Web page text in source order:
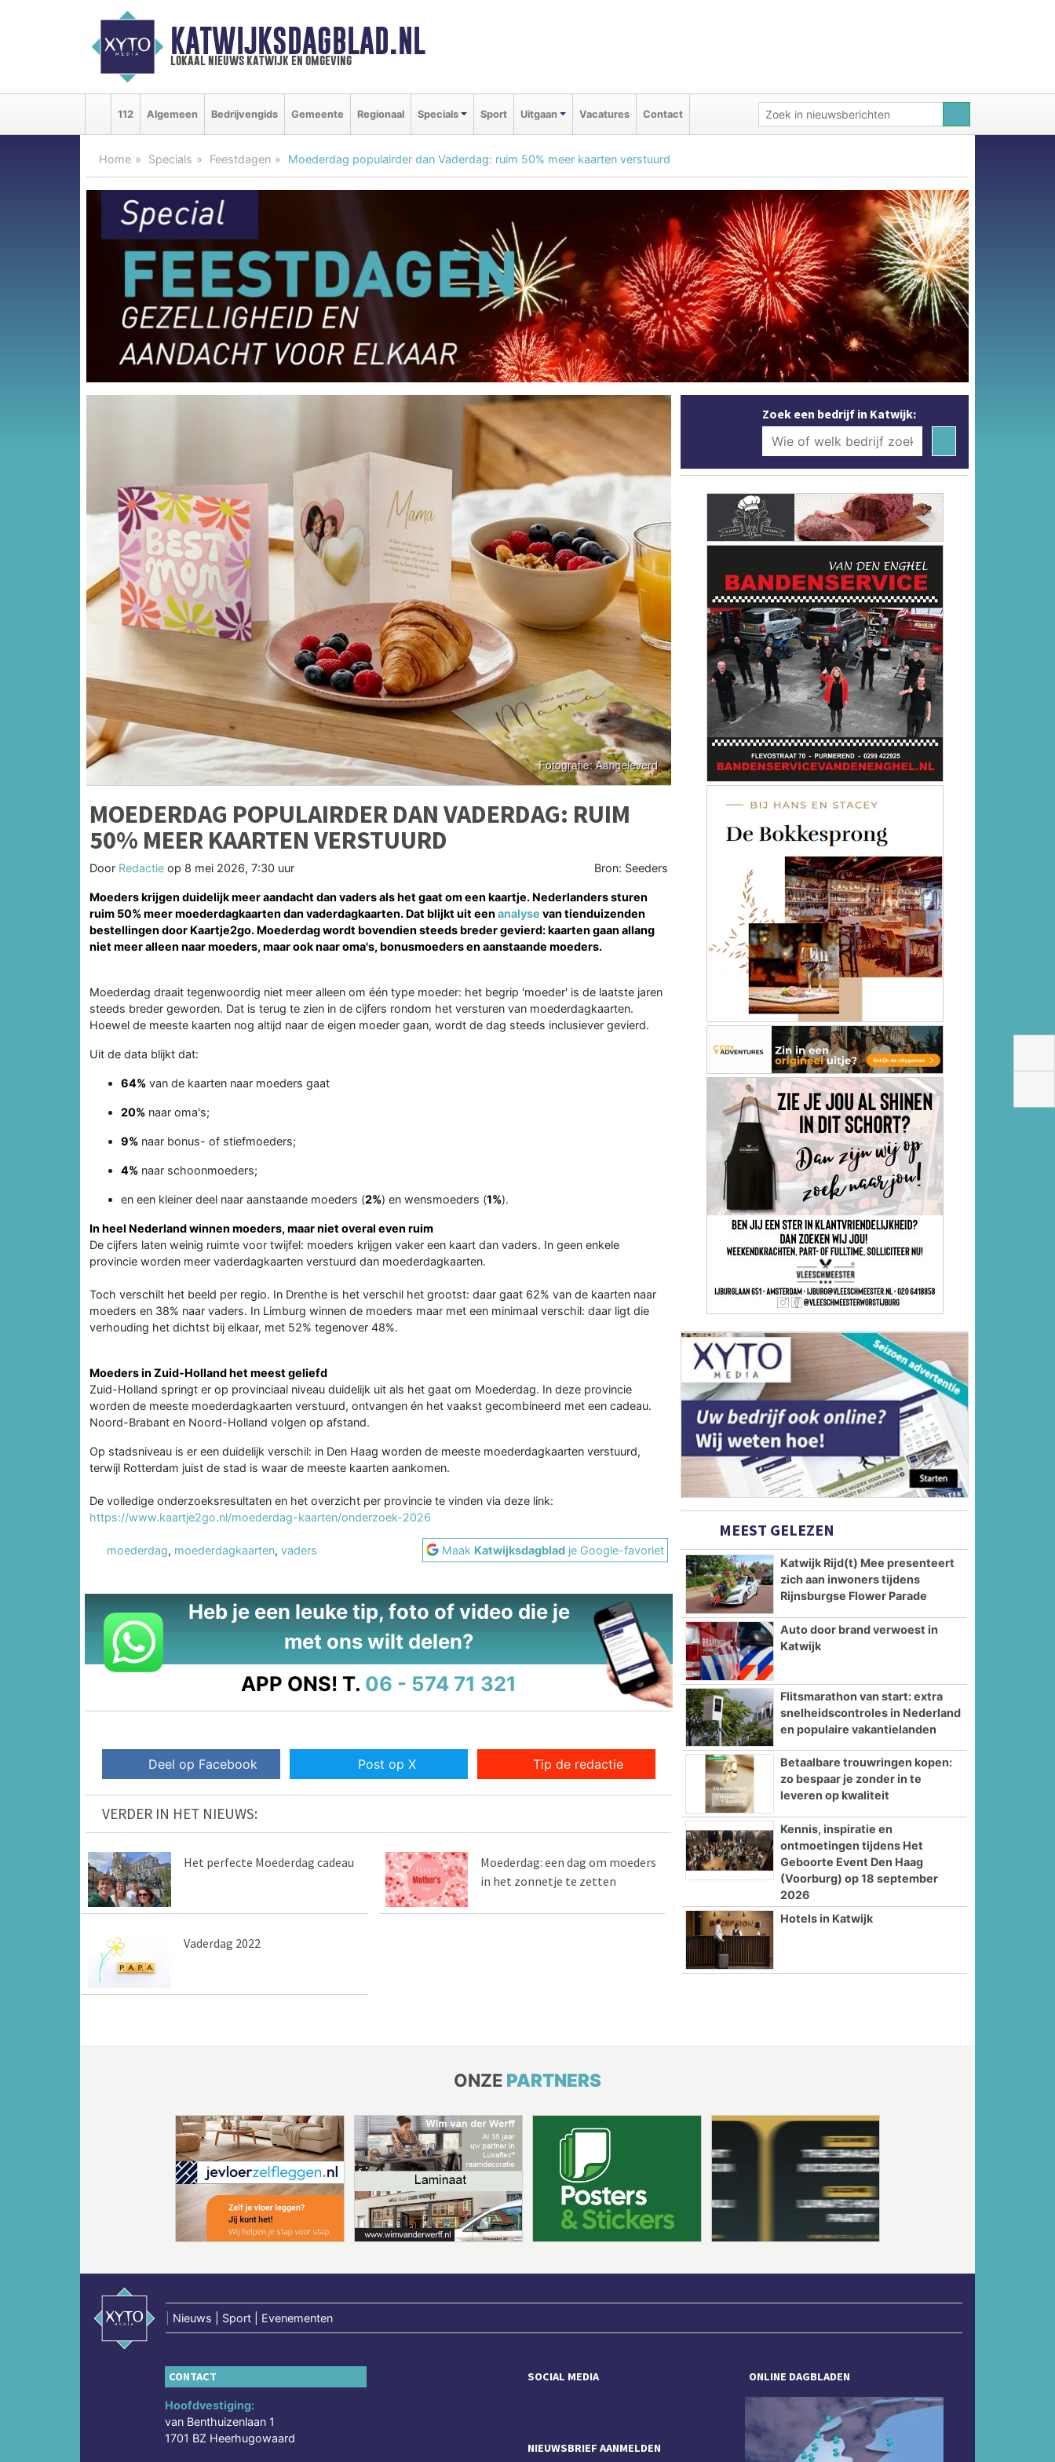
KATWIJKSDAGBLAD.NL
lokaal nieuws katwijk en omgeving
112 Algemeen Bedrijvengids Gemeente Regionaal Specials Sport Uitgaan Vacatures Contact
Home Specials Feestdagen Moederdag populairder dan Vaderdag: ruim 50% meer kaarten verstuurd
MOEDERDAG POPULAIRDER DAN VADERDAG: RUIM
50% MEER KAARTEN VERSTUURD
Door Redactie op 8 mei 2026, 7:30 uur Bron: Seeders
Moeders krijgen duidelijk meer aandacht dan vaders als het gaat om een kaartje. Nederlanders sturen
ruim 50% meer moederdagkaarten dan vaderdagkaarten. Dat blijkt uit een analyse van tienduizenden
bestellingen door Kaartje2go. Moederdag wordt bovendien steeds breder gevierd: kaarten gaan allang
niet meer alleen naar moeders, maar ook naar oma's, bonusmoeders en aanstaande moeders.
Moederdag draait tegenwoordig niet meer alleen om één type moeder: het begrip 'moeder' is de laatste jaren
steeds breder geworden. Dat is terug te zien in de cijfers rondom het versturen van moederdagkaarten.
Hoewel de meeste kaarten nog altijd naar de eigen moeder gaan, wordt de dag steeds inclusiever gevierd.
Uit de data blijkt dat:
64% van de kaarten naar moeders gaat
20% naar oma's;
9% naar bonus- of stiefmoeders;
4% naar schoonmoeders;
en een kleiner deel naar aanstaande moeders (2%) en wensmoeders (1%).
In heel Nederland winnen moeders, maar niet overal even ruim
De cijfers laten weinig ruimte voor twijfel: moeders krijgen vaker een kaart dan vaders. In geen enkele
provincie worden meer vaderdagkaarten verstuurd dan moederdagkaarten.
Toch verschilt het beeld per regio. In Drenthe is het verschil het grootst: daar gaat 62% van de kaarten naar
moeders en 38% naar vaders. In Limburg winnen de moeders maar met een minimaal verschil: daar ligt die
verhouding het dichtst bij elkaar, met 52% tegenover 48%.
Moeders in Zuid-Holland het meest geliefd
Zuid-Holland springt er op provinciaal niveau duidelijk uit als het gaat om Moederdag. In deze provincie
worden de meeste moederdagkaarten verstuurd, ontvangen én het vaakst gecombineerd met een cadeau.
Noord-Brabant en Noord-Holland volgen op afstand.
Op stadsniveau is er een duidelijk verschil: in Den Haag worden de meeste moederdagkaarten verstuurd,
terwijl Rotterdam juist de stad is waar de meeste kaarten aankomen.
De volledige onderzoeksresultaten en het overzicht per provincie te vinden via deze link:
https://www.kaartje2go.nl/moederdag-kaarten/onderzoek-2026
moederdag, moederdagkaarten, vaders Maak Katwijksdagblad je Google-favoriet
Heb je een leuke tip, foto of video die je
met ons wilt delen?
APP ONS! T. 06 - 574 71 321
Deel op Facebook Post op X Tip de redactie
VERDER IN HET NIEUWS:
Het perfecte Moederdag cadeau
Moederdag: een dag om moeders
in het zonnetje te zetten
Vaderdag 2022
Zoek een bedrijf in Katwijk:
MEEST GELEZEN
Katwijk Rijd(t) Mee presenteert
zich aan inwoners tijdens
Rijnsburgse Flower Parade
Auto door brand verwoest in
Katwijk
Flitsmarathon van start: extra
snelheidscontroles in Nederland
en populaire vakantielanden
Betaalbare trouwringen kopen:
zo bespaar je zonder in te
leveren op kwaliteit
Kennis, inspiratie en
ontmoetingen tijdens Het
Geboorte Event Den Haag
(Voorburg) op 18 september
2026
Hotels in Katwijk
ONZE PARTNERS
Nieuws | Sport | Evenementen
CONTACT
Hoofdvestiging:
van Benthuizenlaan 1
1701 BZ Heerhugowaard
SOCIAL MEDIA
NIEUWSBRIEF AANMELDEN
ONLINE DAGBLADEN